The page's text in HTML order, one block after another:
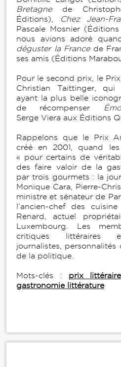
Bretagnede
Éditions),
Chez Jean-
Pascale Mosnier
nous avions adoré
déguster la Francede
ses amis (Éditions
Pour le second prix, le
Christian Taittinger, qui
ayant la plus belle
de récompenser
Serge Viera aux Éditions
Rappelons que le Prix
créé en 2001, quand
« pour certains de
des faire valoir de la
par trois gourmets : la
Monique Cara, Pierre-
ministre et sénateur de
l’ancien-chef des
Renard, actuel
Luxembourg. Les
critiques littéraires
journalistes,
de la politique.
Mots-clés : prix littéraire
gastronomie littérature